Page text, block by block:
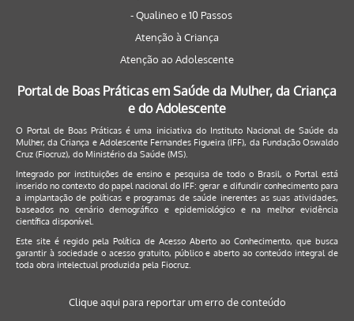
- Qualineo e 10 Passos
Atenção à Criança
Atenção ao Adolescente
Portal de Boas Práticas em Saúde da Mulher, da Criança
e do Adolescente
O Portal de Boas Práticas é uma iniciativa do Instituto Nacional de Saúde da
Mulher, da Criança e Adolescente Fernandes Figueira (IFF), da Fundação Oswaldo
Cruz (Fiocruz), do Ministério da Saúde (MS).
Integrado por instituições de ensino e pesquisa de todo o Brasil, o Portal está
inserido no contexto do papel nacional do IFF: gerar e difundir conhecimento para
a implantação de políticas e programas de saúde inerentes as suas atividades,
baseados no cenário demográfico e epidemiológico e na melhor evidência
científica disponível.
Este site é regido pela Política de Acesso Aberto ao Conhecimento, que busca
garantir à sociedade o acesso gratuito, público e aberto ao conteúdo integral de
toda obra intelectual produzida pela Fiocruz.
Clique aqui para reportar um erro de conteúdo